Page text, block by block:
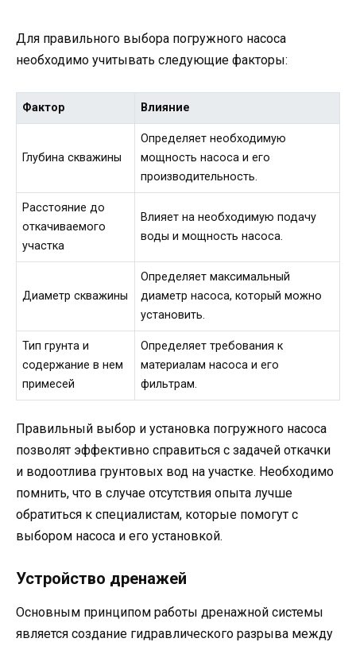
Для правильного выбора погружного насоса
необходимо учитывать следующие факторы:
Фактор Влияние
Глубина скважины
Определяет необходимую
мощность насоса и его
производительность.
Расстояние до
откачиваемого
участка
Влияет на необходимую подачу
воды и мощность насоса.
Диаметр скважины
Определяет максимальный
диаметр насоса, который можно
установить.
Тип грунта и
содержание в нем
примесей
Определяет требования к
материалам насоса и его
фильтрам.
Правильный выбор и установка погружного насоса
позволят эффективно справиться с задачей откачки
и водоотлива грунтовых вод на участке. Необходимо
помнить, что в случае отсутствия опыта лучше
обратиться к специалистам, которые помогут с
выбором насоса и его установкой.
Устройство дренажей
Основным принципом работы дренажной системы
является создание гидравлического разрыва между